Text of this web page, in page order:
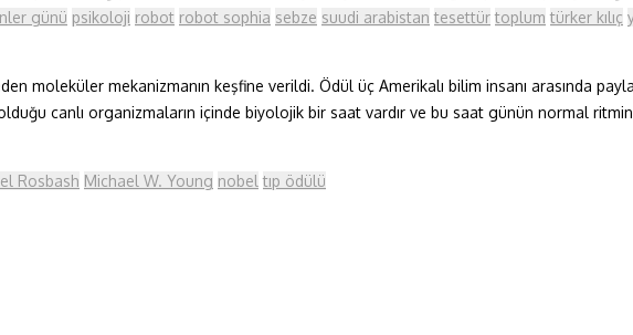
günü psikoloji robot robot sophia sebze suudi arabistan tesettür toplum türker kılıç
moleküler mekanizmanın keşfine verildi. Ödül üç Amerikalı bilim insanı arasında
canlı organizmaların içinde biyolojik bir saat vardır ve bu saat günün normal
Rosbash Michael W. Young nobel tıp ödülü